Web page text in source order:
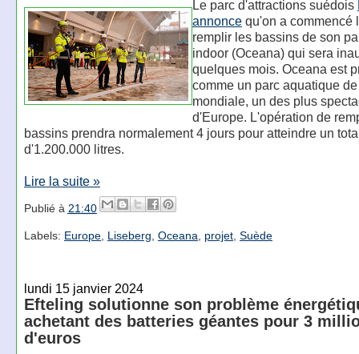
Le parc d'attractions suédois
annoncequ'on a commencé
remplir les bassins de son
indoor (Oceana) qui sera
quelques mois. Oceana est
comme un parc aquatique
mondiale, un des plus
d'Europe. L'opération de
bassins prendra normalement 4 jours pour atteindre un
d'1.200.000 litres.
Lire la suite »
Publié à 21:40
Labels: Europe, Liseberg, Oceana, projet, Suède
lundi 15 janvier 2024
Efteling solutionne son problème
achetant des batteries géantes pour 3
d'euros